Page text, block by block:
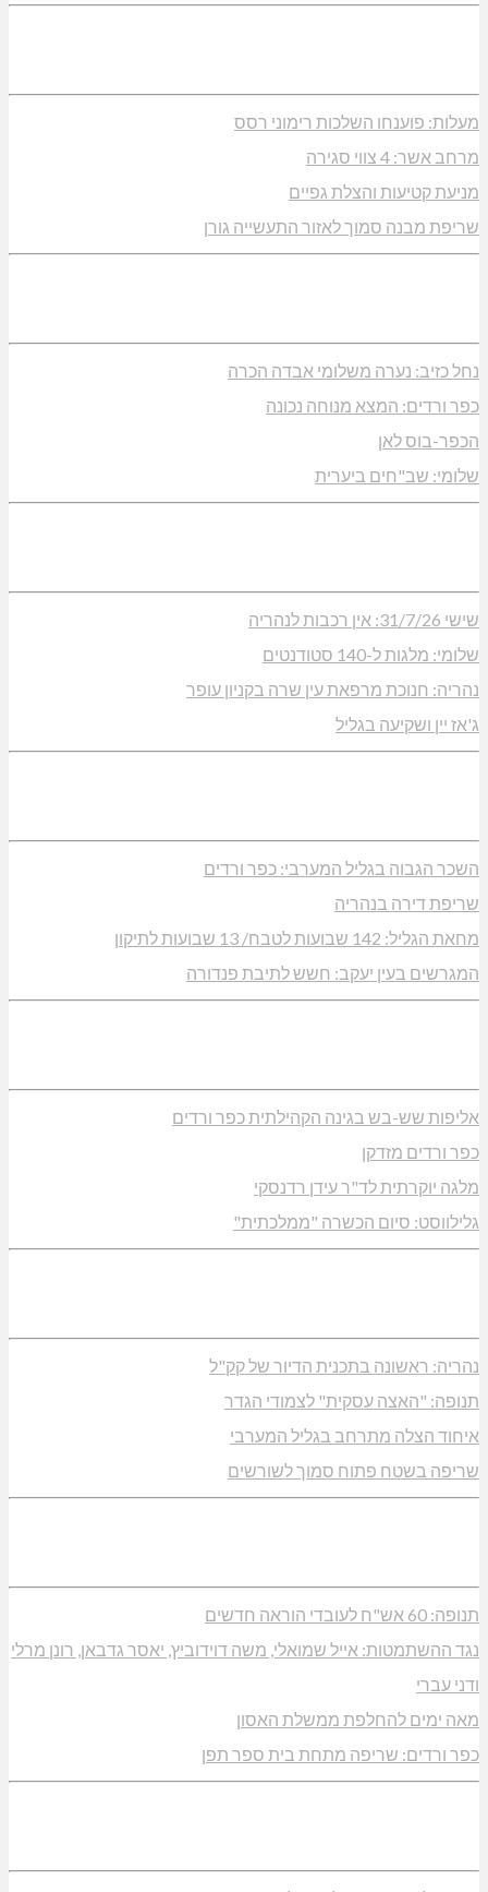
מעלות: פוענחו השלכות רימוני רסס
מרחב אשר: 4 צווי סגירה
מניעת קטיעות והצלת גפיים
שריפת מבנה סמוך לאזור התעשייה גורן
נחל כזיב: נערה משלומי אבדה הכרה
כפר ורדים: המצא מנוחה נכונה
הכפר-בוס לאן
שלומי: שב"חים ביערית
שישי 31/7/26: אין רכבות לנהריה
שלומי: מלגות ל-140 סטודנטים
נהריה: חנוכת מרפאת עין שרה בקניון עופר
ג'אז יין ושקיעה בגליל
השכר הגבוה בגליל המערבי: כפר ורדים
שריפת דירה בנהריה
מחאת הגליל: 142 שבועות לטבח/ 13 שבועות לתיקון
המגרשים בעין יעקב: חשש לתיבת פנדורה
אליפות שש-בש בגינה הקהילתית כפר ורדים
כפר ורדים מזדקן
מלגה יוקרתית לד"ר עידן רדנסקי
גלילווסט: סיום הכשרה "ממלכתית"
נהריה: ראשונה בתכנית הדיור של קק"ל
תנופה: "האצה עסקית" לצמודי הגדר
איחוד הצלה מתרחב בגליל המערבי
שריפה בשטח פתוח סמוך לשורשים
תנופה: 60 אש"ח לעובדי הוראה חדשים
נגד ההשתמטות: אייל שמואלי, משה דוידוביץ, יאסר גדבאן, רונן מרלי
ודני עברי
מאה ימים להחלפת ממשלת האסון
כפר ורדים: שריפה מתחת בית ספר תפן